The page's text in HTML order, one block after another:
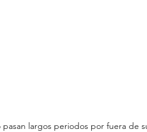
pasan largos periodos por fuera de